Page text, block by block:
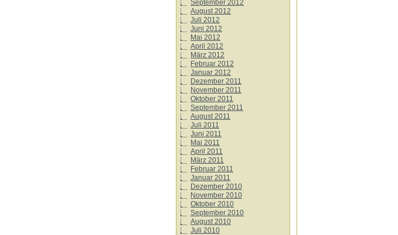
September 2012
August 2012
Juli 2012
Juni 2012
Mai 2012
April 2012
März 2012
Februar 2012
Januar 2012
Dezember 2011
November 2011
Oktober 2011
September 2011
August 2011
Juli 2011
Juni 2011
Mai 2011
April 2011
März 2011
Februar 2011
Januar 2011
Dezember 2010
November 2010
Oktober 2010
September 2010
August 2010
Juli 2010